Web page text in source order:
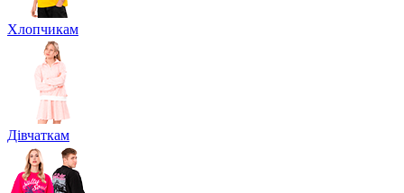
Хлопчикам
Дівчаткам